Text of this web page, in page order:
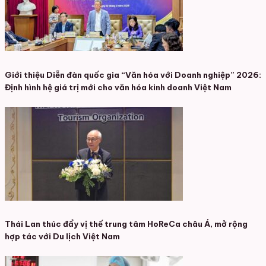
Giới thiệu Diễn đàn quốc gia “Văn hóa với Doanh nghiệp” 2026:
Định hình hệ giá trị mới cho văn hóa kinh doanh Việt Nam
Thái Lan thúc đẩy vị thế trung tâm HoReCa châu Á, mở rộng
hợp tác với Du lịch Việt Nam